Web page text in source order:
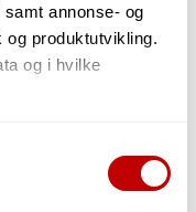
annonse- og
og produktutvikling.
og i hvilke
geografiske